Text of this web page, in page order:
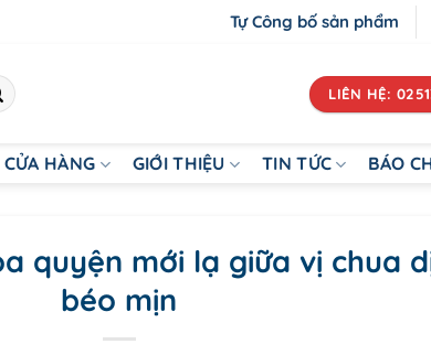
Tự Công bố sản phẩm
LIÊN HỆ:
CỬA HÀNG GIỚI THIỆU TIN TỨC BÁO
quyện mới lạ giữa vị chua
béo mịn